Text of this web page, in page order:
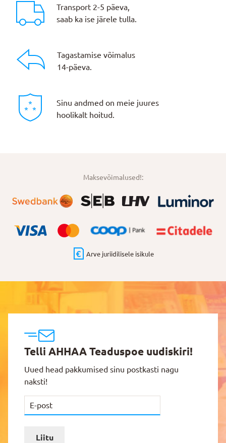
Transport 2-5 päeva,
saab ka ise järele tulla.
Tagastamise võimalus
14-päeva.
Sinu andmed on meie juures
hoolikalt hoitud.
Maksevõimalused!:
Arve juriidilisele isikule
Telli AHHAA Teaduspoe uudiskiri!
Uued head pakkumised sinu postkasti nagu
naksti!
Liitu